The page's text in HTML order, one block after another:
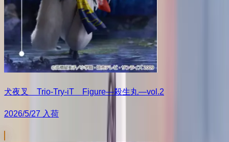
犬夜叉 Trio-Try-iT Figure―殺生丸―vol.2
2026/5/27 入荷